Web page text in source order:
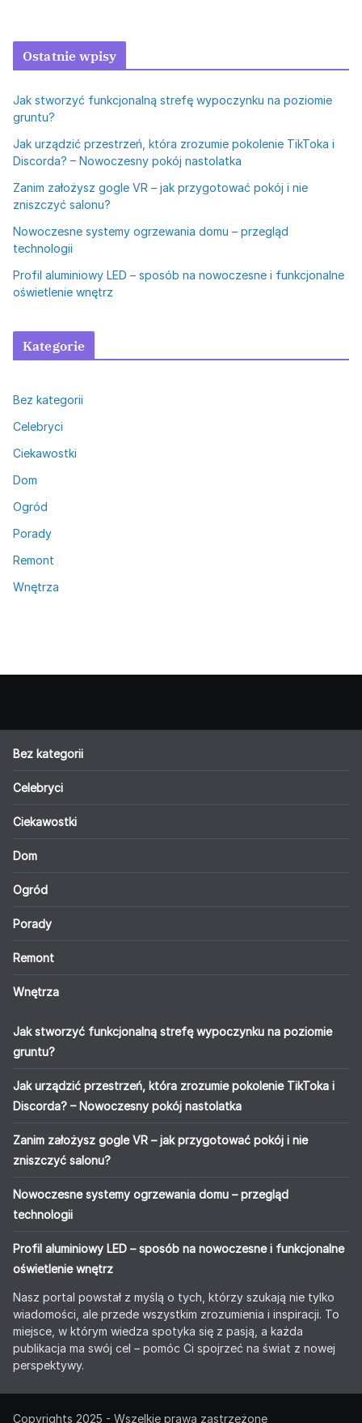
Ostatnie wpisy
Jak stworzyć funkcjonalną strefę wypoczynku na poziomie
gruntu?
Jak urządzić przestrzeń, która zrozumie pokolenie TikToka i
Discorda? – Nowoczesny pokój nastolatka
Zanim założysz gogle VR – jak przygotować pokój i nie
zniszczyć salonu?
Nowoczesne systemy ogrzewania domu – przegląd
technologii
Profil aluminiowy LED – sposób na nowoczesne i funkcjonalne
oświetlenie wnętrz
Kategorie
Bez kategorii
Celebryci
Ciekawostki
Dom
Ogród
Porady
Remont
Wnętrza
Bez kategorii
Celebryci
Ciekawostki
Dom
Ogród
Porady
Remont
Wnętrza
Jak stworzyć funkcjonalną strefę wypoczynku na poziomie
gruntu?
Jak urządzić przestrzeń, która zrozumie pokolenie TikToka i
Discorda? – Nowoczesny pokój nastolatka
Zanim założysz gogle VR – jak przygotować pokój i nie
zniszczyć salonu?
Nowoczesne systemy ogrzewania domu – przegląd
technologii
Profil aluminiowy LED – sposób na nowoczesne i funkcjonalne
oświetlenie wnętrz
Nasz portal powstał z myślą o tych, którzy szukają nie tylko
wiadomości, ale przede wszystkim zrozumienia i inspiracji. To
miejsce, w którym wiedza spotyka się z pasją, a każda
publikacja ma swój cel – pomóc Ci spojrzeć na świat z nowej
perspektywy.
Copyrights 2025 - Wszelkie prawa zastrzeżone